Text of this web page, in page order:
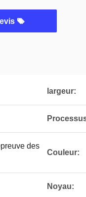
largeur:
des
Couleur:
Noyau: